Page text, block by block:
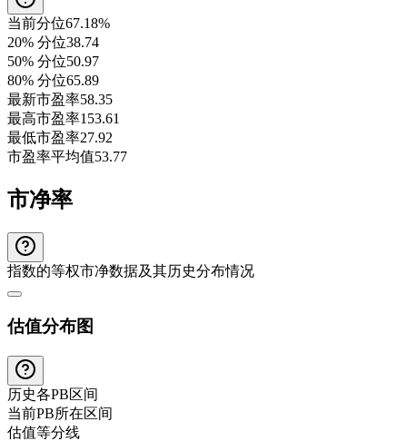
当前分位67.18%
20% 分位38.74
50% 分位50.97
80% 分位65.89
最新市盈率58.35
最高市盈率153.61
最低市盈率27.92
市盈率平均值53.77
市净率
指数的等权市净数据及其历史分布情况
估值分布图
历史各PB区间
当前PB所在区间
估值等分线